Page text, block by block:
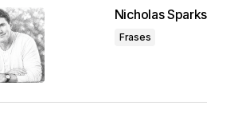
Nicholas Sparks
Frases